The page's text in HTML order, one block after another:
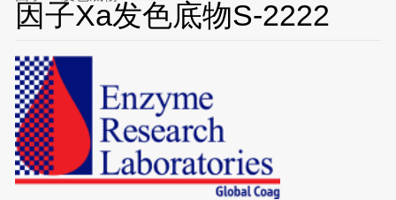
因子Xa发色底物S-2222